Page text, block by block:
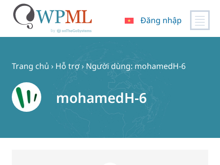
Đăng nhập
Trang chủ › Hỗ trợ› Người dùng: mohamedH-6
mohamedH-6